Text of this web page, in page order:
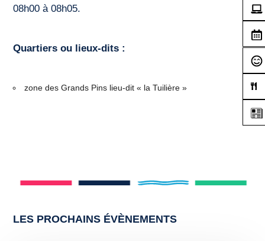
08h00 à 08h05.
Quartiers ou lieux-dits :
zone des Grands Pins lieu-dit « la Tuilière »
LES PROCHAINS ÉVÈNEMENTS